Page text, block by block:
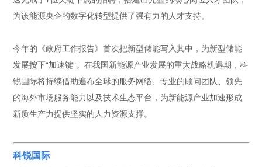
为该能源央企的数字化转型提供了强有力的人才支持。
今年的《政府工作报告》首次把新型储能写入其中，为新型储能
发展按下“加速键”。在我国新能源产业发展的重大战略机遇期，科
锐国际将持续借助遍布全球的服务网络、专业的顾问团队、领先
的海外市场服务能力以及技术生态平台，为新能源产业加速形成
新质生产力提供坚实的人力资源支撑。
科锐国际